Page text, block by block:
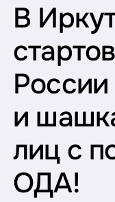
В
и
лиц с
ОДА!